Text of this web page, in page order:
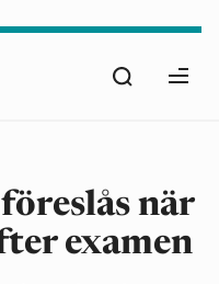
Sök
när
examen